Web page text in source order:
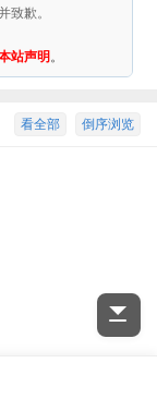
致歉。
站声明 。
倒序浏览
看全部